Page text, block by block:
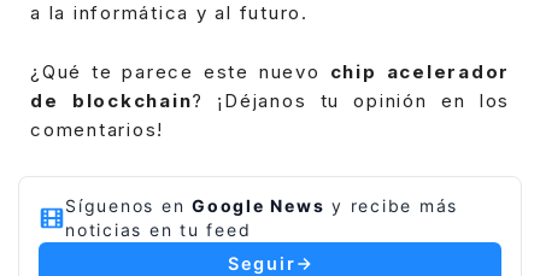
a la informática y al futuro.
¿Qué te parece este nuevo
chip acelerador
de blockchain? ¡Déjanos tu opinión en los
comentarios!
Síguenos en Google News y recibe más
noticias en tu feed
Seguir